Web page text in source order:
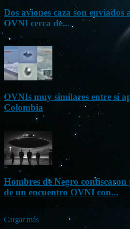
Dos aviones caza son
OVNI cerca de...
Nov 22, 2023
OVNIs muy similares entre sí
Colombia
Hombres de Negro
de un encuentro OVNI con...
Cargar más